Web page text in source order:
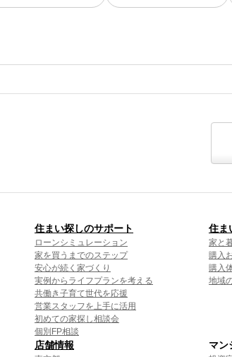
住まい探しのサポート
ローンシミュレーション
家を買うまでのステップ
安心が続く家づくり
実例からライフプランを考える
共働き子育て世代を応援
営業スタッフを上手に活用
初めての家探し相談会
個別FP相談
住ま
家と
購入
購入
地域
店舗情報 マン